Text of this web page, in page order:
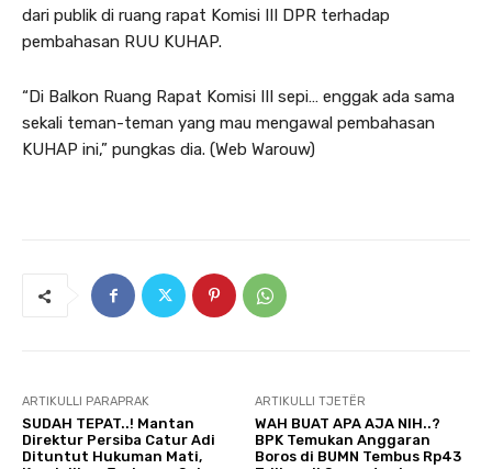
dari publik di ruang rapat Komisi III DPR terhadap
pembahasan RUU KUHAP.
“Di Balkon Ruang Rapat Komisi III sepi… enggak ada sama
sekali teman-teman yang mau mengawal pembahasan
KUHAP ini,” pungkas dia. (Web Warouw)
ARTIKULLI PARAPRAK
SUDAH TEPAT..! Mantan
Direktur Persiba Catur Adi
Dituntut Hukuman Mati,
ARTIKULLI TJETËR
WAH BUAT APA AJA NIH..?
BPK Temukan Anggaran
Boros di BUMN Tembus Rp43